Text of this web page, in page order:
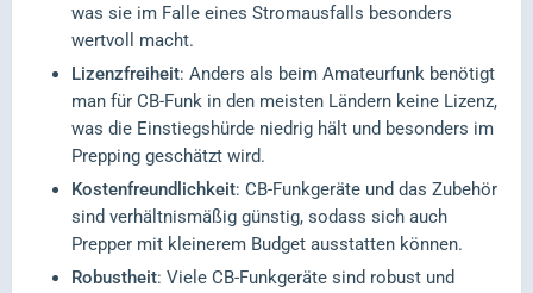
was sie im Falle eines Stromausfalls besonders
wertvoll macht.
Lizenzfreiheit: Anders als beim Amateurfunk benötigt
man für CB-Funk in den meisten Ländern keine Lizenz,
was die Einstiegshürde niedrig hält und besonders im
Prepping geschätzt wird.
Kostenfreundlichkeit: CB-Funkgeräte und das Zubehör
sind verhältnismäßig günstig, sodass sich auch
Prepper mit kleinerem Budget ausstatten können.
Robustheit: Viele CB-Funkgeräte sind robust und